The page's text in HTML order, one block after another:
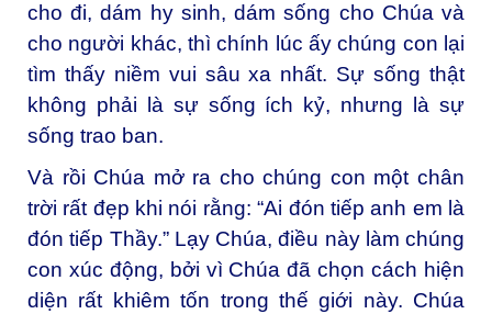
cho đi, dám hy sinh, dám sống cho Chúa và
cho người khác, thì chính lúc ấy chúng con lại
tìm thấy niềm vui sâu xa nhất. Sự sống thật
không phải là sự sống ích kỷ, nhưng là sự
sống trao ban.
Và rồi Chúa mở ra cho chúng con một chân
trời rất đẹp khi nói rằng: “Ai đón tiếp anh em là
đón tiếp Thầy.” Lạy Chúa, điều này làm chúng
con xúc động, bởi vì Chúa đã chọn cách hiện
diện rất khiêm tốn trong thế giới này. Chúa